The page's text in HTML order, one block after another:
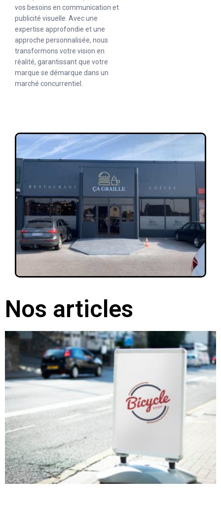
vos besoins en communication et
publicité visuelle. Avec une
expertise approfondie et une
approche personnalisée, nous
transformons votre vision en
réalité, garantissant que votre
marque se démarque dans un
marché concurrentiel.
Nos articles